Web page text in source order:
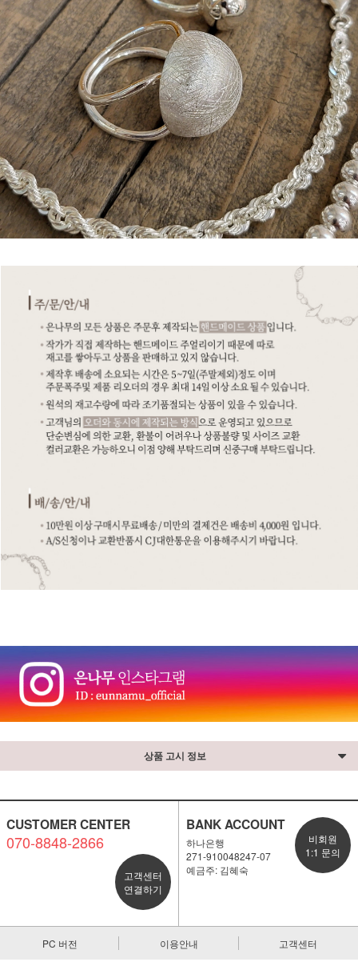
상품 고시 정보
CUSTOMER CENTER
070-8848-2866
고객센터
연결하기
BANK ACCOUNT
하나은행
271-910048247-07
예금주: 김혜숙
비회원
1:1 문의
PC 버전 이용안내 고객센터